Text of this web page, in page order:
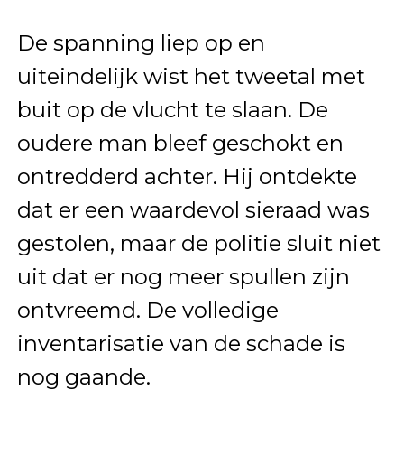
De spanning liep op en
uiteindelijk wist het tweetal met
buit op de vlucht te slaan. De
oudere man bleef geschokt en
ontredderd achter. Hij ontdekte
dat er een waardevol sieraad was
gestolen, maar de politie sluit niet
uit dat er nog meer spullen zijn
ontvreemd. De volledige
inventarisatie van de schade is
nog gaande.